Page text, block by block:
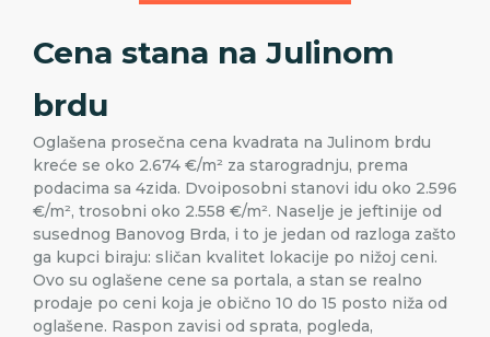
Cena stana na Julinom
brdu
Oglašena prosečna cena kvadrata na Julinom brdu
kreće se oko 2.674 €/m² za starogradnju, prema
podacima sa 4zida. Dvoiposobni stanovi idu oko 2.596
€/m², trosobni oko 2.558 €/m². Naselje je jeftinije od
susednog Banovog Brda, i to je jedan od razloga zašto
ga kupci biraju: sličan kvalitet lokacije po nižoj ceni.
Ovo su oglašene cene sa portala, a stan se realno
prodaje po ceni koja je obično 10 do 15 posto niža od
oglašene. Raspon zavisi od sprata, pogleda,